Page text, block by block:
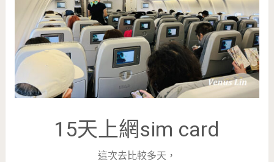
15天上網sim card
這次去比較多天，